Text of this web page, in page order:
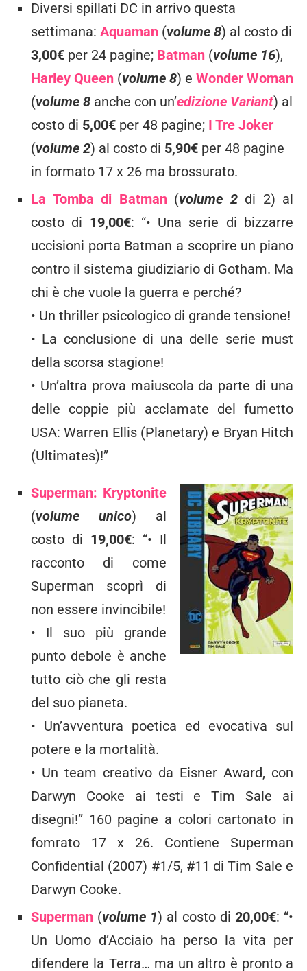
Diversi spillati DC in arrivo questa
settimana: Aquaman (volume 8) al costo di
3,00€ per 24 pagine; Batman (volume 16),
Harley Queen (volume 8) e Wonder Woman
(volume 8 anche con un’edizione Variant) al
costo di 5,00€ per 48 pagine; I Tre Joker
(volume 2) al costo di 5,90€ per 48 pagine
in formato 17 x 26 ma brossurato.
La Tomba di Batman(volume 2di 2) al
costo di 19,00€: “• Una serie di bizzarre
uccisioni porta Batman a scoprire un piano
contro il sistema giudiziario di Gotham. Ma
chi è che vuole la guerra e perché?
• Un thriller psicologico di grande tensione!
• La conclusione di una delle serie must
della scorsa stagione!
• Un’altra prova maiuscola da parte di una
delle coppie più acclamate del fumetto
USA: Warren Ellis (Planetary) e Bryan Hitch
(Ultimates)!”
Superman: Kryptonite
(volume unico) al
costo di 19,00€: “• Il
racconto di come
Superman scoprì di
non essere invincibile!
• Il suo più grande
punto debole è anche
tutto ciò che gli resta
del suo pianeta.
• Un’avventura poetica ed evocativa sul
potere e la mortalità.
• Un team creativo da Eisner Award, con
Darwyn Cooke ai testi e Tim Sale ai
disegni!” 160 pagine a colori cartonato in
fomrato 17 x 26. Contiene Superman
Confidential (2007) #1/5, #11 di Tim Sale e
Darwyn Cooke.
Superman (volume 1) al costo di 20,00€: “•
Un Uomo d’Acciaio ha perso la vita per
difendere la Terra… ma un altro è pronto a